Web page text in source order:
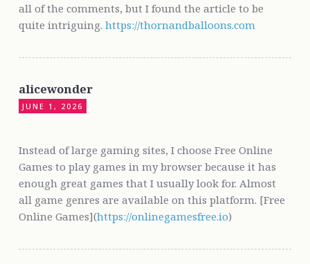
all of the comments, but I found the article to be
quite intriguing. https://thornandballoons.com
alicewonder
JUNE 1, 2026
Instead of large gaming sites, I choose Free Online
Games to play games in my browser because it has
enough great games that I usually look for. Almost
all game genres are available on this platform. [Free
Online Games](https://onlinegamesfree.io)